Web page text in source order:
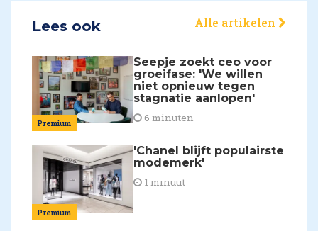
Lees ook Alle artikelen
Premium
Seepje zoekt ceo voor
groeifase: 'We willen
niet opnieuw tegen
stagnatie aanlopen'
6 minuten
Premium
'Chanel blijft populairste
modemerk'
1 minuut